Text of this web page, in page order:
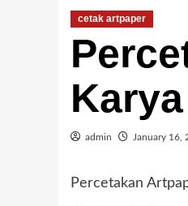
cetak artpaper
admin January 16,
Percetakan